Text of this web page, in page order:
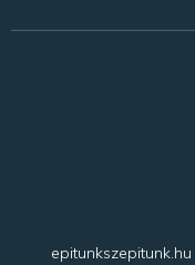
epitunkszepitunk.hu